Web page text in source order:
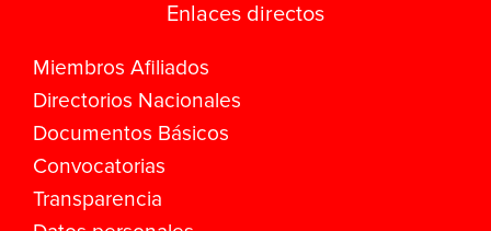
Enlaces directos
Miembros Afiliados
Directorios Nacionales
Documentos Básicos
Convocatorias
Transparencia